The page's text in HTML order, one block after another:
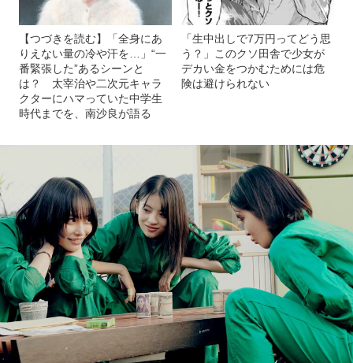
【つづきを読む】「全身にあ
りえない量の冷や汗を…」“一
番緊張した”あるシーンと
は？ 太宰治や二次元キャラ
クターにハマっていた中学生
時代までを、南沙良が語る
「生中出しで7万円ってどう思
う？」このクソ田舎で少女が
デカい金をつかむためには危
険は避けられない